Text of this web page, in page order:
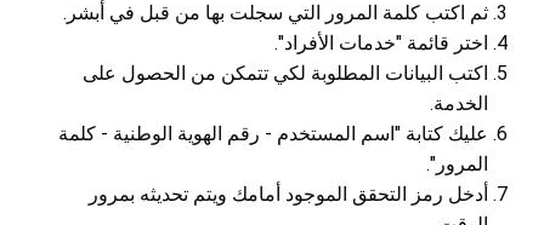
ثم اكتب كلمة المرور التي سجلت بها من قبل في أبشر.
اختر قائمة "خدمات الأفراد".
اكتب البيانات المطلوبة لكي تتمكن من الحصول على
الخدمة.
عليك كتابة "اسم المستخدم - رقم الهوية الوطنية - كلمة
المرور".
أدخل رمز التحقق الموجود أمامك ويتم تحديثه بمرور